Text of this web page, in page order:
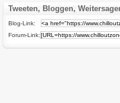
Tweeten, Bloggen,
Blog-Link:
Forum-Link: